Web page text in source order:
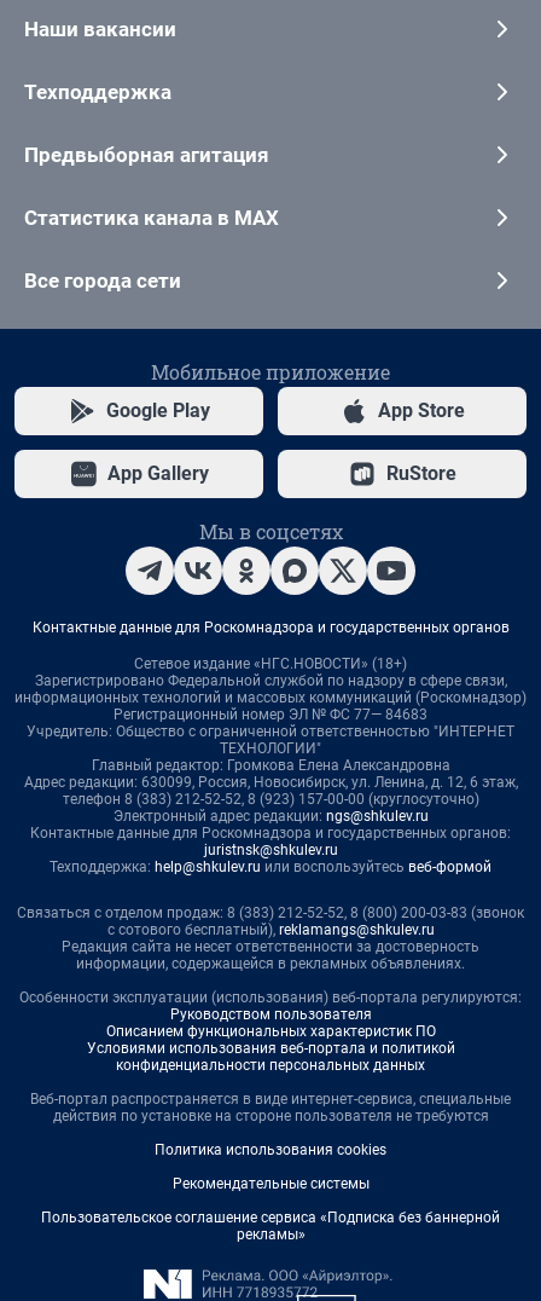
Наши вакансии
Техподдержка
Предвыборная агитация
Статистика канала в MAX
Все города сети
Мобильное приложение
Google Play App Store
App Gallery RuStore
Мы в соцсетях
Контактные данные для Роскомнадзора и государственных органов
Сетевое издание «НГС.НОВОСТИ» (18+)
Зарегистрировано Федеральной службой по надзору в сфере связи,
информационных технологий и массовых коммуникаций (Роскомнадзор)
Регистрационный номер ЭЛ № ФС 77— 84683
Учредитель: Общество с ограниченной ответственностью "ИНТЕРНЕТ
ТЕХНОЛОГИИ"
Главный редактор: Громкова Елена Александровна
Адрес редакции: 630099, Россия, Новосибирск, ул. Ленина, д. 12, 6 этаж,
телефон 8 (383) 212-52-52, 8 (923) 157-00-00 (круглосуточно)
Электронный адрес редакции: ngs@shkulev.ru
Контактные данные для Роскомнадзора и государственных органов:
juristnsk@shkulev.ru
Техподдержка: help@shkulev.ru или воспользуйтесь веб-формой
Связаться с отделом продаж: 8 (383) 212-52-52, 8 (800) 200-03-83 (звонок
с сотового бесплатный), reklamangs@shkulev.ru
Редакция сайта не несет ответственности за достоверность
информации, содержащейся в рекламных объявлениях.
Особенности эксплуатации (использования) веб-портала регулируются:
Руководством пользователя
Описанием функциональных характеристик ПО
Условиями использования веб-портала и политикой
конфиденциальности персональных данных
Веб-портал распространяется в виде интернет-сервиса, специальные
действия по установке на стороне пользователя не требуются
Политика использования cookies
Рекомендательные системы
Пользовательское соглашение сервиса «Подписка без баннерной
рекламы»